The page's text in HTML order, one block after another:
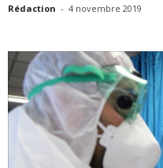
Rédaction - 4 novembre 2019